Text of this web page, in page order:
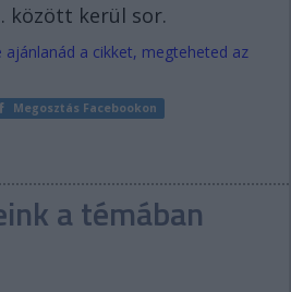
között kerül sor.
ajánlanád a cikket, megteheted az
Megosztás Facebookon
a témában